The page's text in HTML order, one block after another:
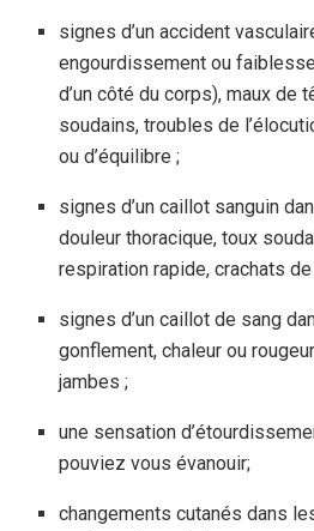
signes d’un accident
engourdissement ou
d’un côté du corps), maux de
soudains, troubles de
ou d’équilibre ;
signes d’un caillot sanguin
douleur thoracique, toux
respiration rapide, crachats
signes d’un caillot de sang
gonflement, chaleur ou
jambes ;
une sensation
pouviez vous évanouir;
changements cutanés dans